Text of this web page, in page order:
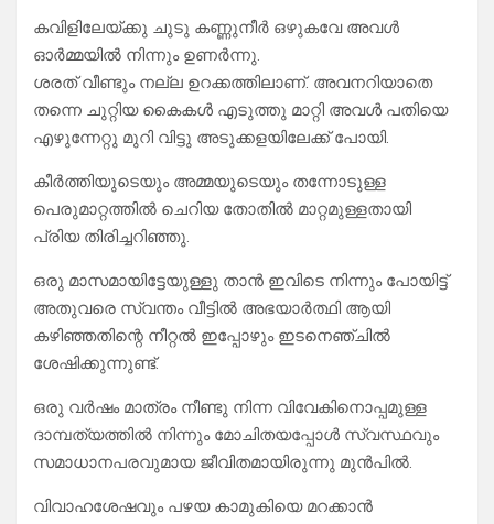
കവിളിലേയ്ക്കു ചുടു കണ്ണുനീർ ഒഴുകവേ അവൾ
ഓർമ്മയിൽ നിന്നും ഉണർന്നു.
ശരത് വീണ്ടും നല്ല ഉറക്കത്തിലാണ്. അവനറിയാതെ
തന്നെ ചുറ്റിയ കൈകൾ എടുത്തു മാറ്റി അവൾ പതിയെ
എഴുന്നേറ്റു മുറി വിട്ടു അടുക്കളയിലേക്ക് പോയി.
കീർത്തിയുടെയും അമ്മയുടെയും തന്നോടുള്ള
പെരുമാറ്റത്തിൽ ചെറിയ തോതിൽ മാറ്റമുള്ളതായി
പ്രിയ തിരിച്ചറിഞ്ഞു.
ഒരു മാസമായിട്ടേയുള്ളു താൻ ഇവിടെ നിന്നും പോയിട്ട്
അതുവരെ സ്വന്തം വീട്ടിൽ അഭയാർത്ഥി ആയി
കഴിഞ്ഞതിന്റെ നീറ്റൽ ഇപ്പോഴും ഇടനെഞ്ചിൽ
ശേഷിക്കുന്നുണ്ട്.
ഒരു വർഷം മാത്രം നീണ്ടു നിന്ന വിവേകിനൊപ്പമുള്ള
ദാമ്പത്യത്തിൽ നിന്നും മോചിതയപ്പോൾ സ്വസ്ഥവും
സമാധാനപരവുമായ ജീവിതമായിരുന്നു മുൻപിൽ.
വിവാഹശേഷവും പഴയ കാമുകിയെ മറക്കാൻ